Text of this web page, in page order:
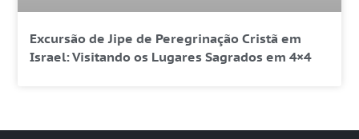
Excursão de Jipe de Peregrinação Cristã em
Israel: Visitando os Lugares Sagrados em 4×4